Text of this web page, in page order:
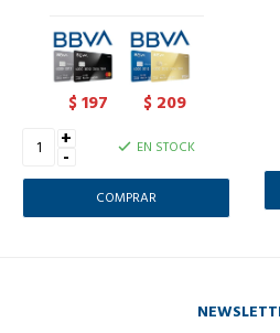
$197 $ 209
+
- EN STOCK